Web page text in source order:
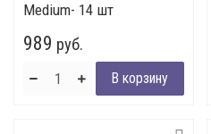
Medium- 14 шт
989 руб.